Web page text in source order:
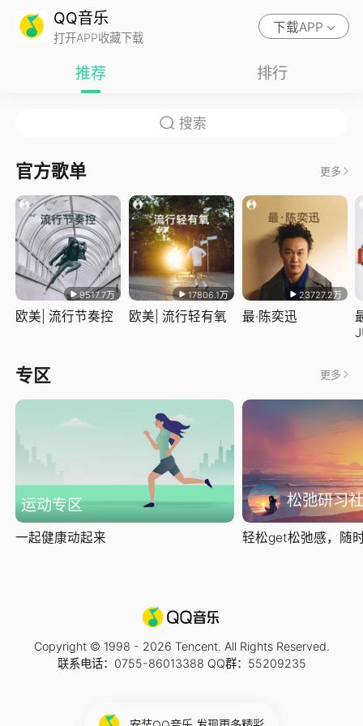
QQ音乐
打开APP收藏下载
下载APP
推荐 排行
官方歌单 更多
9517.7万
欧美| 流行节奏控
17806.1万
欧美| 流行轻有氧
23727.2万
最·陈奕迅
专区 更多
运动专区
一起健康动起来
松弛研习社
轻松get松弛感，随
Copyright © 1998 - 2026 Tencent. All Rights Reserved.
联系电话：0755-86013388 QQ群：55209235